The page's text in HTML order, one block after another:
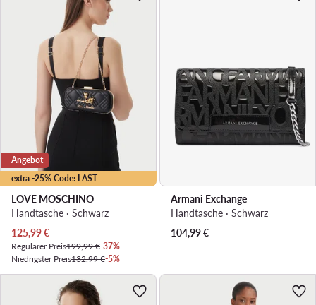
extra -25% Code: LAST
Angebot
LOVE MOSCHINO
Handtasche · Schwarz
Aktueller Preis
125,99€
Regulärer Preis199,99 €-37%
Niedrigster Preis132,99 €-5%
Armani Exchange
Handtasche · Schwarz
104,99€